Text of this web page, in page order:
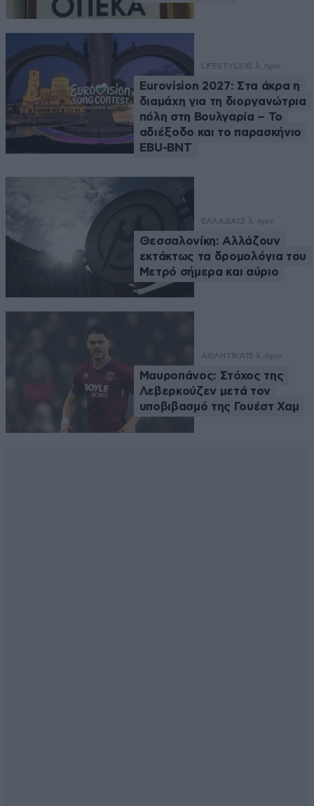
LIFESTYLE 10 λ. πριν
Eurovision 2027: Στα άκρα η
διαμάχη για τη διοργανώτρια
πόλη στη Βουλγαρία – Το
αδιέξοδο και το παρασκήνιο
EBU-BNT
ΕΛΛΑΔΑ 12 λ. πριν
Θεσσαλονίκη: Αλλάζουν
εκτάκτως τα δρομολόγια του
Μετρό σήμερα και αύριο
ΑΘΛΗΤΙΚΑ 15 λ. πριν
Μαυροπάνος: Στόχος της
Λεβερκούζεν μετά τον
υποβιβασμό της Γουέστ Χαμ